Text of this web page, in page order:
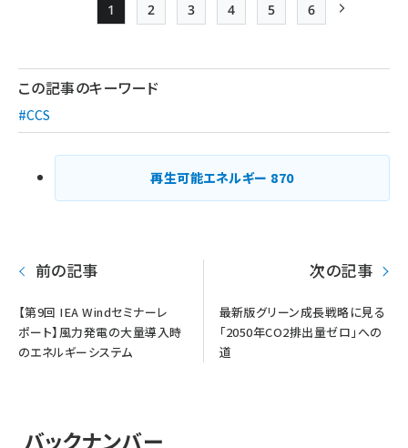
り
Page
1
Page
2
Page
3
Page
4
Page
5
最終ページ
6
この記事のキーワード
#CCS
再生可能エネルギー 870
前の記事
【第9回 IEA Windセミナーレ
ポート】風力発電の大量導入時
のエネルギーシステム
次の記事
最新版グリーン成長戦略に見る
「2050年CO2排出量ゼロ」への
道
バックナンバー